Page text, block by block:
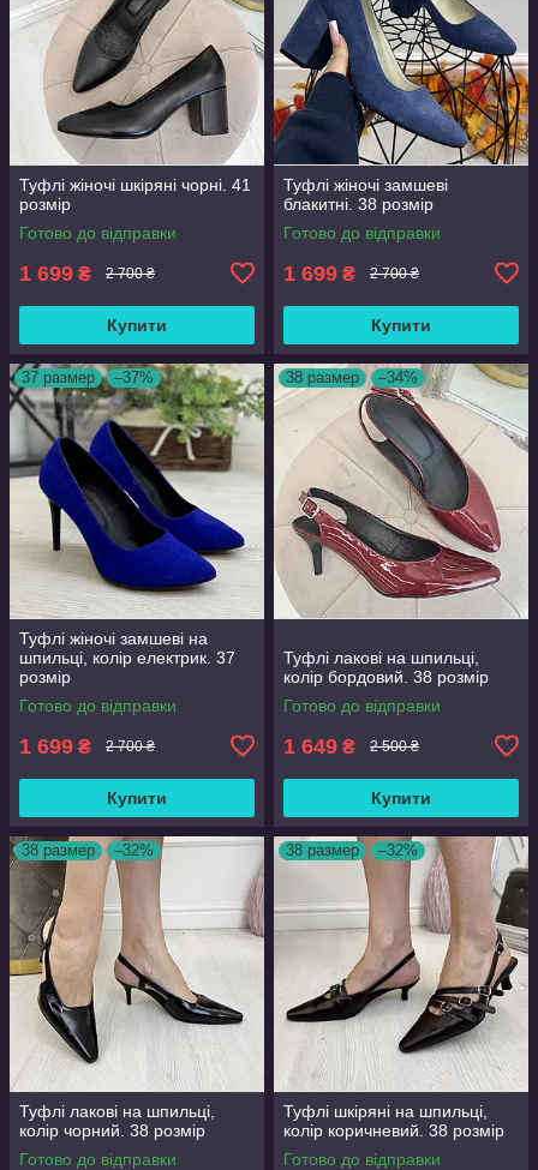
Туфлі жіночі шкіряні чорні. 41
розмір
Готово до відправки
1 699 ₴ 2 700 ₴
Купити
Туфлі жіночі замшеві
блакитні. 38 розмір
Готово до відправки
1 699 ₴ 2 700 ₴
Купити
37 размер –37%
Туфлі жіночі замшеві на
шпильці, колір електрик. 37
розмір
Готово до відправки
1 699 ₴ 2 700 ₴
Купити
38 размер –34%
Туфлі лакові на шпильці,
колір бордовий. 38 розмір
Готово до відправки
1 649 ₴ 2 500 ₴
Купити
38 размер –32%
Туфлі лакові на шпильці,
колір чорний. 38 розмір
Готово до відправки
38 размер –32%
Туфлі шкіряні на шпильці,
колір коричневий. 38 розмір
Готово до відправки